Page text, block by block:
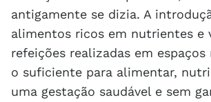
antigamente se dizia. A
alimentos ricos em nutrientes e
refeições realizadas em
o suficiente para alimentar,
uma gestação saudável e sem